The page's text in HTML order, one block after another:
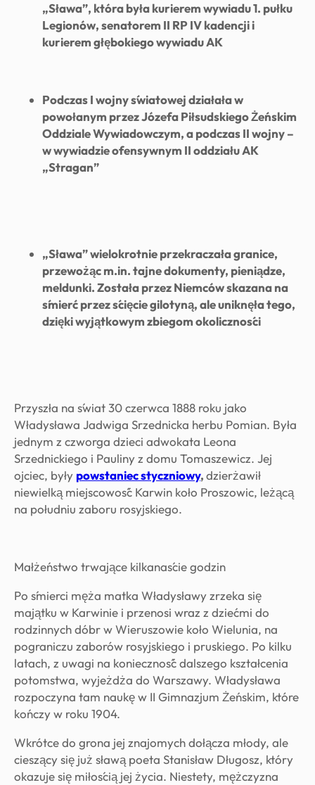
„Sława”, która była kurierem wywiadu 1. pułku
Legionów, senatorem II RP IV kadencji i
kurierem głębokiego wywiadu AK
Podczas I wojny światowej działała w
powołanym przez Józefa Piłsudskiego Żeńskim
Oddziale Wywiadowczym, a podczas II wojny –
w wywiadzie ofensywnym II oddziału AK
„Stragan”
„Sława” wielokrotnie przekraczała granice,
przewożąc m.in. tajne dokumenty, pieniądze,
meldunki. Została przez Niemców skazana na
śmierć przez ścięcie gilotyną, ale uniknęła tego,
dzięki wyjątkowym zbiegom okoliczności
Przyszła na świat 30 czerwca 1888 roku jako
Władysława Jadwiga Srzednicka herbu Pomian. Była
jednym z czworga dzieci adwokata Leona
Srzednickiego i Pauliny z domu Tomaszewicz. Jej
ojciec, były powstaniec styczniowy,dzierżawił
niewielką miejscowość Karwin koło Proszowic, leżącą
na południu zaboru rosyjskiego.
Małżeństwo trwające kilkanaście godzin
Po śmierci męża matka Władysławy zrzeka się
majątku w Karwinie i przenosi wraz z dziećmi do
rodzinnych dóbr w Wieruszowie koło Wielunia, na
pograniczu zaborów rosyjskiego i pruskiego. Po kilku
latach, z uwagi na konieczność dalszego kształcenia
potomstwa, wyjeżdża do Warszawy. Władysława
rozpoczyna tam naukę w II Gimnazjum Żeńskim, które
kończy w roku 1904.
Wkrótce do grona jej znajomych dołącza młody, ale
cieszący się już sławą poeta Stanisław Długosz, który
okazuje się miłością jej życia. Niestety, mężczyzna